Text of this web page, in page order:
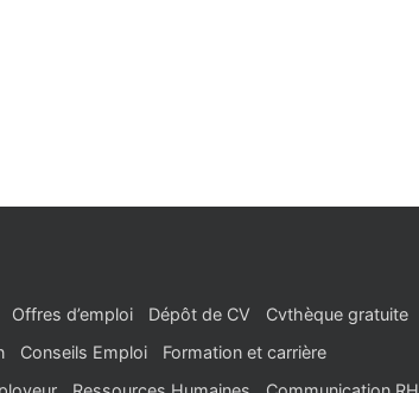
Offres d’emploi Dépôt de CV
Cvthèque gratuite
Conseils Emploi
Formation et carrière